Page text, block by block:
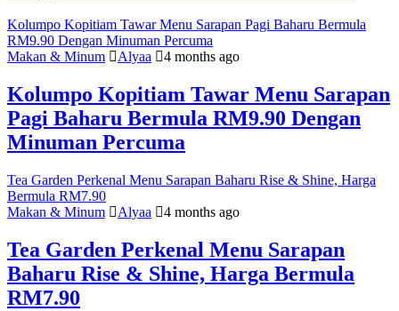
Kolumpo Kopitiam Tawar Menu Sarapan Pagi Baharu Bermula
RM9.90 Dengan Minuman Percuma
Makan & Minum
Alyaa 4 months ago
Kolumpo Kopitiam Tawar Menu Sarapan
Pagi Baharu Bermula RM9.90 Dengan
Minuman Percuma
Tea Garden Perkenal Menu Sarapan Baharu Rise & Shine, Harga
Bermula RM7.90
Makan & Minum
Alyaa 4 months ago
Tea Garden Perkenal Menu Sarapan
Baharu Rise & Shine, Harga Bermula
RM7.90